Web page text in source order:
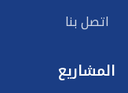
اتصل بنا
المشاريع